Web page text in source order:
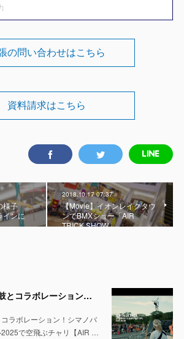
の問い合わせはこちら
資料請求はこちら
様子
インに
2018.10.17 07:37
【Movie】イオンレイクタウ
ンでBMXショー「AIR
TRICK SHOW」
新作動画公開！和太鼓とコラボレーション！シマノバイカーズフェスティバル2025で空飛ぶチャリ【AIR TRICK SHOW】
ラボレーション！シマノバ
で空飛ぶチャリ【AIR …